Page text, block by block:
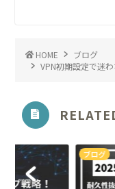
HOME
ブログ
VPN初期設定で迷
ブログ